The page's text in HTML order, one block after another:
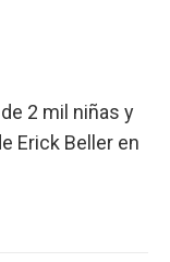
2 mil niñas y
Erick Beller en